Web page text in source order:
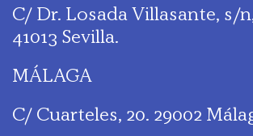
C/ Dr. Losada Villasante, s/
41013 Sevilla.
MÁLAGA
C/ Cuarteles, 20. 29002